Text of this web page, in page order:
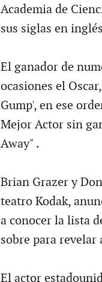
Academia de
sus siglas en
El ganador de
ocasiones el
Gump', en ese
Mejor Actor sin
Away" .
Brian Grazer y
teatro Kodak,
a conocer la lista
sobre para revelar
El actor